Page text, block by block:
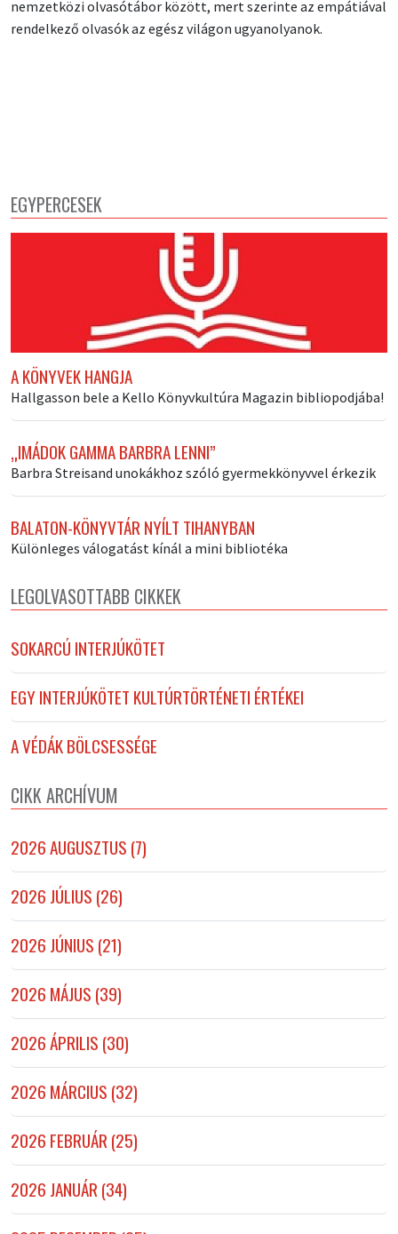
nemzetközi olvasótábor között, mert szerinte az empátiával
rendelkező olvasók az egész világon ugyanolyanok.
EGYPERCESEK
A KÖNYVEK HANGJA
Hallgasson bele a Kello Könyvkultúra Magazin bibliopodjába!
„IMÁDOK GAMMA BARBRA LENNI”
Barbra Streisand unokákhoz szóló gyermekkönyvvel érkezik
BALATON-KÖNYVTÁR NYÍLT TIHANYBAN
Különleges válogatást kínál a mini bibliotéka
LEGOLVASOTTABB CIKKEK
SOKARCÚ INTERJÚKÖTET
EGY INTERJÚKÖTET KULTÚRTÖRTÉNETI ÉRTÉKEI
A VÉDÁK BÖLCSESSÉGE
CIKK ARCHÍVUM
2026 AUGUSZTUS (7)
2026 JÚLIUS (26)
2026 JÚNIUS (21)
2026 MÁJUS (39)
2026 ÁPRILIS (30)
2026 MÁRCIUS (32)
2026 FEBRUÁR (25)
2026 JANUÁR (34)